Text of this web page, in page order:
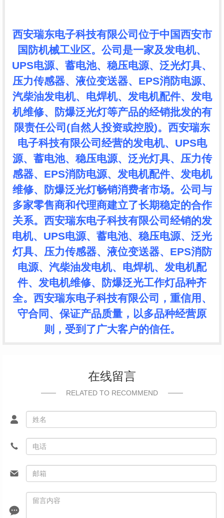
西安瑞东电子科技有限公司位于中国西安市
国防机械工业区。公司是一家及发电机、
UPS电源、蓄电池、稳压电源、泛光灯具、
压力传感器、液位变送器、EPS消防电源、
汽柴油发电机、电焊机、发电机配件、发电
机维修、防爆泛光灯等产品的经销批发的有
限责任公司(自然人投资或控股)。西安瑞东
电子科技有限公司经营的发电机、UPS电
源、蓄电池、稳压电源、泛光灯具、压力传
感器、EPS消防电源、发电机配件、发电机
维修、防爆泛光灯畅销消费者市场。公司与
多家零售商和代理商建立了长期稳定的合作
关系。西安瑞东电子科技有限公司经销的发
电机、UPS电源、蓄电池、稳压电源、泛光
灯具、压力传感器、液位变送器、EPS消防
电源、汽柴油发电机、电焊机、发电机配
件、发电机维修、防爆泛光工作灯品种齐
全。西安瑞东电子科技有限公司，重信用、
守合同、保证产品质量，以多品种经营原
则，受到了广大客户的信任。
在线留言
RELATED TO RECOMMEND